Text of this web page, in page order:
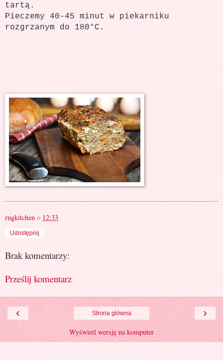
tartą.
Pieczemy 40-45 minut w piekarniku
rozgrzanym do 180°C.
rngkitchen o 12:33
Udostępnij
Brak komentarzy:
Prześlij komentarz
‹ ›
Strona główna
Wyświetl wersję na komputer